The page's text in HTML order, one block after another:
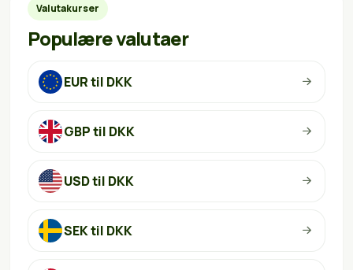
Valutakurser
Populære valutaer
EUR til DKK
GBP til DKK
USD til DKK
SEK til DKK